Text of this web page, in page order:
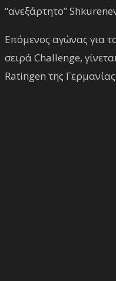
“ανεξάρτητο”
Επόμενος αγώνας για
σειρά Challenge,
Ratingen της